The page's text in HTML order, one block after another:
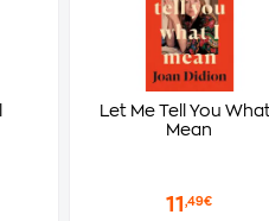
Let Me Tell You What
Mean
11,49€